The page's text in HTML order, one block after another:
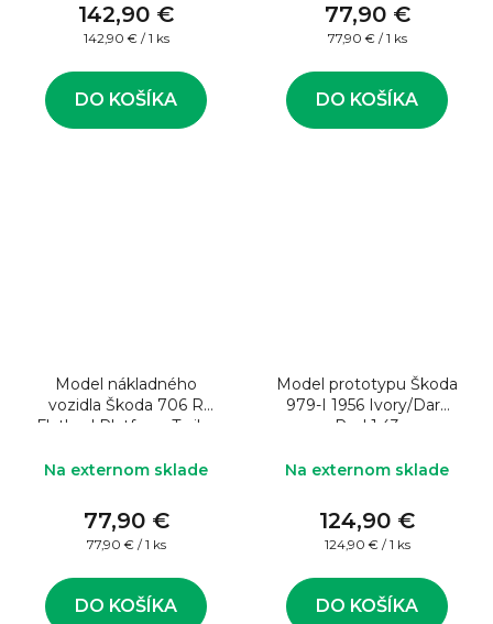
142,90 €
Jednotková
142,90 € / 1 ks
DO KOŠÍKA
77,90 €
Jednotková
77,90 € / 1 ks
DO KOŠÍKA
Model nákladného
vozidla Škoda 706 R
Flatbed Platform Trailer
Na externom sklade
77,90 €
Jednotková
77,90 € / 1 ks
DO KOŠÍKA
Model prototypu Škoda
979-I 1956 Ivory/Dark
Red 1:43
Na externom sklade
124,90 €
Jednotková
124,90 € / 1 ks
DO KOŠÍKA